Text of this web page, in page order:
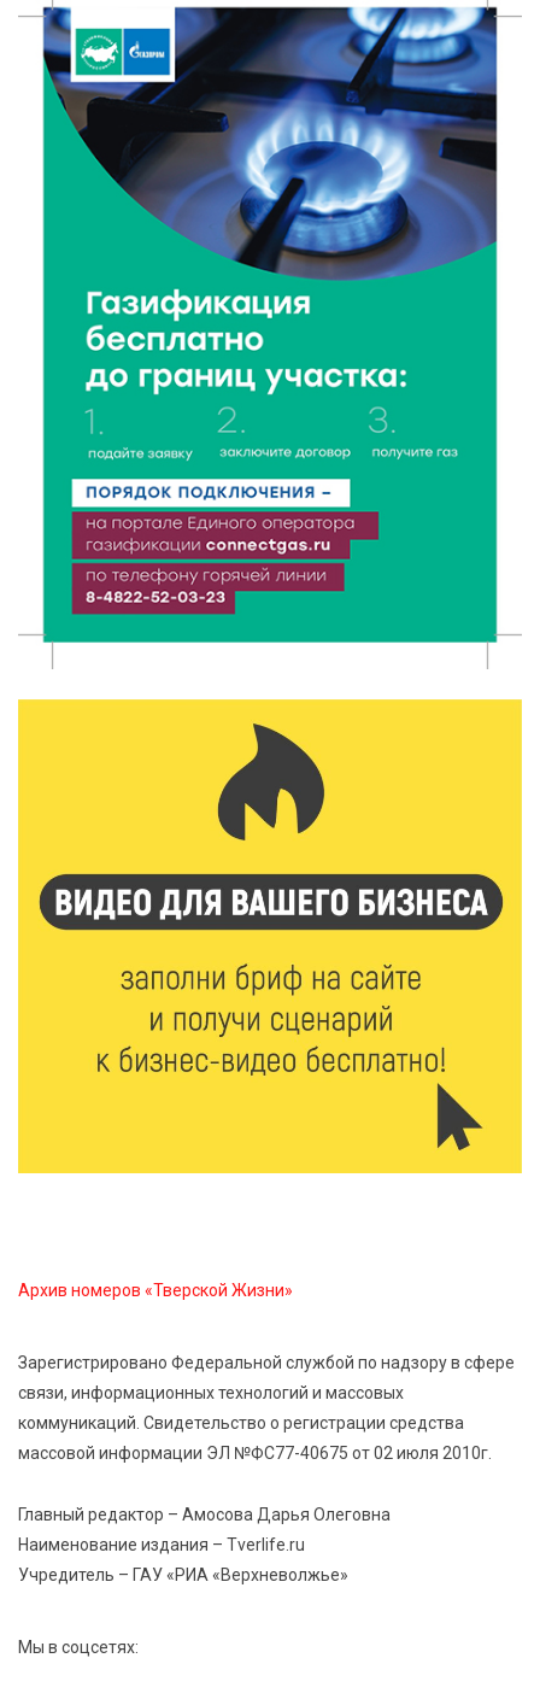
День рождения Светофора: в детском саду № 6
прошел необычный урок безопасности
6 Авг 2026 16:41 286
В Твери пройдёт дополнительный день приёма в
колледжи
186
Исследование: ежемесячная смена категорий
кешбэка создает волны спроса
6 Авг 2026 16:28 286
Тверские «Романтики» покорили Витебск своей
хореографией
6 Авг 2026 16:08 342
Виталий Королев наградил строителей и
анонсировал новые проекты
6 Авг 2026 16:02 126
Калининские футболисты представят Тверскую
область на всероссийском марафоне «Земля
6 Авг 2026 15:48 396
Голубев проверил школы и детсады Зубцова к 1
6 Авг 2026 15:01 225
От Твери до Москвы: выставка художника
Владимира Васильева о героях СВО проходит в РГБ
ленту по мотивам басни «Карась»
6 Авг 2026 13:38 357
спортивной столицей России
Архив номеров «Тверской Жизни»
Зарегистрировано Федеральной службой по надзору в сфере
связи, информационных технологий и массовых
коммуникаций. Свидетельство о регистрации средства
массовой информации ЭЛ №ФС77-40675 от 02 июля 2010г.
Главный редактор – Амосова Дарья Олеговна
Наименование издания – Tverlife.ru
Учредитель – ГАУ «РИА «Верхневолжье»
Мы в соцсетях: